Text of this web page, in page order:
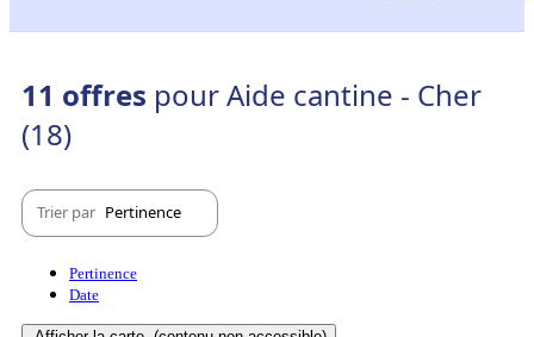
11 offres pour Aide cantine - Cher
(18)
Trier par Pertinence
Pertinence
Date